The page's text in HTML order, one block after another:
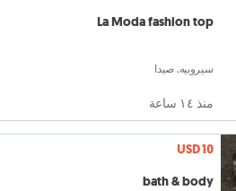
La Moda fashion top
سيروبيه, صيدا
منذ ١٤ ساعة
USD 10
bath & body